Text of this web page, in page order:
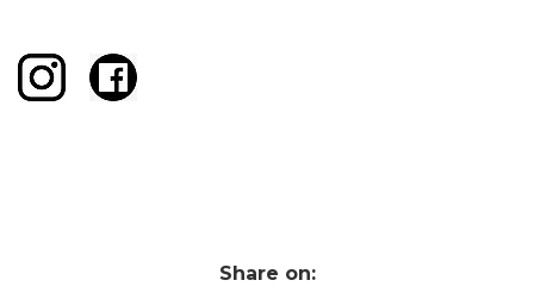
Share on: